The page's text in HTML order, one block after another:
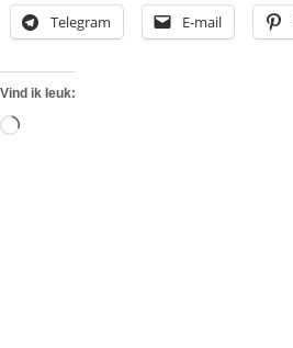
Telegram E-mail
Vind ik leuk:
Aan